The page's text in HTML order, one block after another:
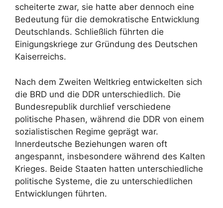
scheiterte zwar, sie hatte aber dennoch eine
Bedeutung für die demokratische Entwicklung
Deutschlands. Schließlich führten die
Einigungskriege zur Gründung des Deutschen
Kaiserreichs.
Nach dem Zweiten Weltkrieg entwickelten sich
die BRD und die DDR unterschiedlich. Die
Bundesrepublik durchlief verschiedene
politische Phasen, während die DDR von einem
sozialistischen Regime geprägt war.
Innerdeutsche Beziehungen waren oft
angespannt, insbesondere während des Kalten
Krieges. Beide Staaten hatten unterschiedliche
politische Systeme, die zu unterschiedlichen
Entwicklungen führten.